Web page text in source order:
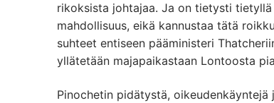
rikoksista johtajaa. Ja on tietysti
mahdollisuus, eikä kannustaa tätä
suhteet entiseen pääministeri
yllätetään majapaikastaan Lontoosta
Pinochetin pidätystä,